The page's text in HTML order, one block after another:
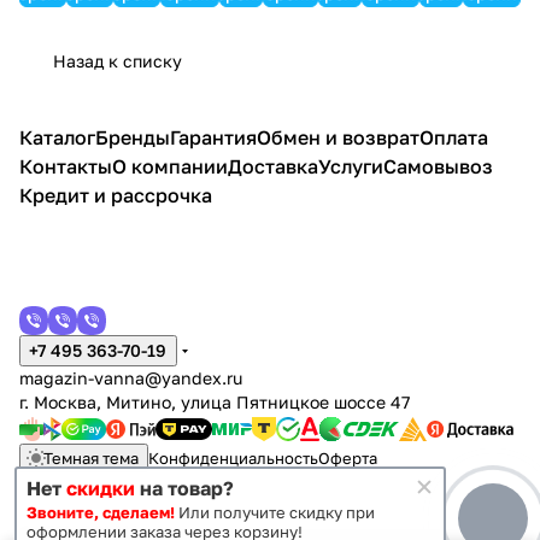
Назад к списку
КаталогБрендыГарантияОбмен и возвратОплата
КонтактыО компанииДоставкаУслугиСамовывоз
Кредит и рассрочка
+7 495 363-70-19
magazin-vanna@yandex.ru
г. Москва, Митино, улица Пятницкое шоссе 47
Темная тема КонфиденциальностьОферта
© 2011 - 2026 Vanna-vanna.ru
Нет скидки на товар?
Звоните, сделаем! Или получите скидку при
оформлении заказа через корзину!